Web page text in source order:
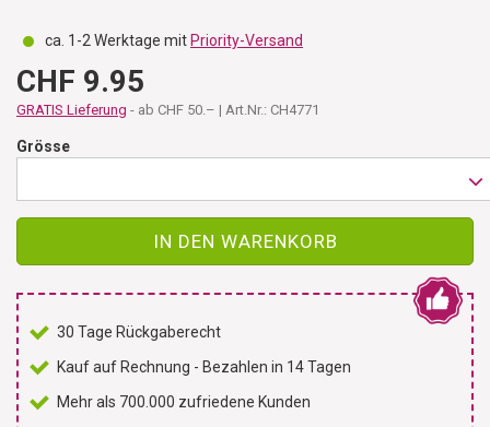
ca. 1-2 Werktage mit Priority-Versand
CHF 9.95
GRATIS Lieferung - ab CHF 50.– | Art.Nr.: CH4771
Grösse
IN DEN WARENKORB
30 Tage Rückgaberecht
Kauf auf Rechnung - Bezahlen in 14 Tagen
Mehr als 700.000 zufriedene Kunden